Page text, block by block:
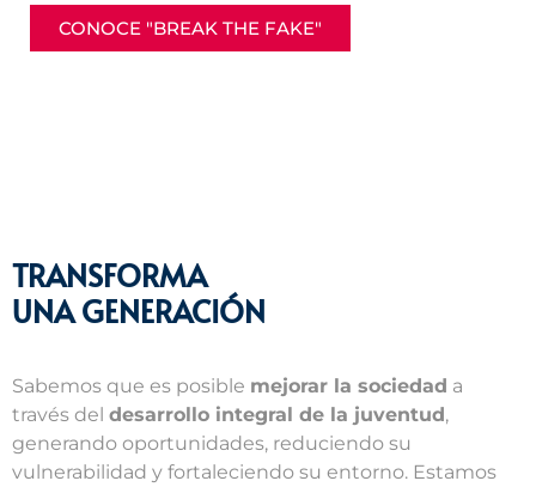
CONOCE "BREAK THE FAKE"
TRANSFORMA
UNA GENERACIÓN
Sabemos que es posible mejorar la sociedad a
través del desarrollo integral de la juventud,
generando oportunidades, reduciendo su
vulnerabilidad y fortaleciendo su entorno. Estamos